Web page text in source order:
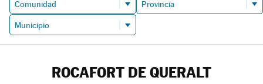
ROCAFORT DE QUERALT